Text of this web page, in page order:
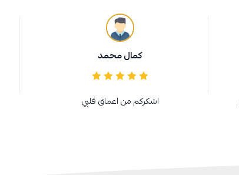
كمال محمد
اشكركم من اعماق قلبي